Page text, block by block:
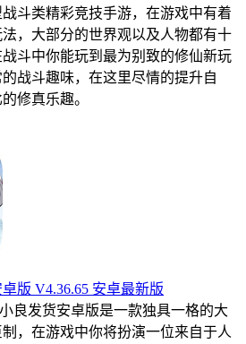
斗类精彩竞技手游，在游戏中有着
，大部分的世界观以及人物都有十
斗中你能玩到最为别致的修仙新玩
战斗趣味，在这里尽情的提升自
修真乐趣。
版 V4.36.65 安卓最新版
小良发货安卓版是一款独具一格的大
，在游戏中你将扮演一位来自于人